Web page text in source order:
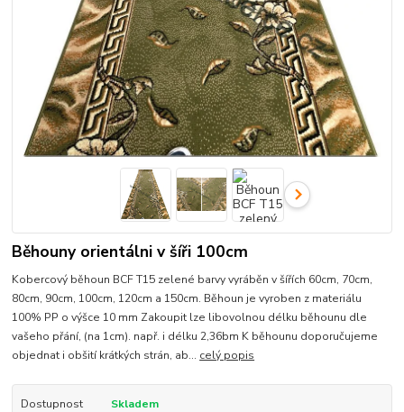
Běhouny orientálni v šíři 100cm
Kobercový běhoun BCF T15 zelené barvy vyráběn v šířích 60cm, 70cm,
80cm, 90cm, 100cm, 120cm a 150cm. Běhoun je vyroben z materiálu
100% PP o výšce 10 mm Zakoupit lze libovolnou délku běhounu dle
vašeho přání, (na 1cm). např. i délku 2,36bm K běhounu doporučujeme
objednat i obšití krátkých strán, ab... celý popis
Dostupnost
Skladem